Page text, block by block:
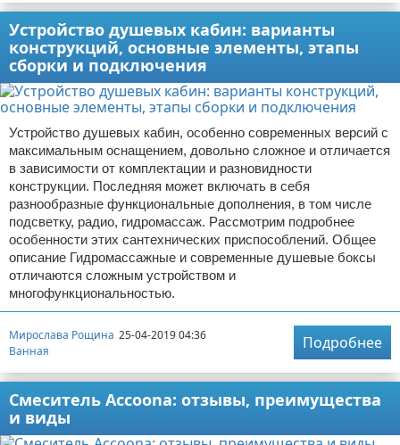
Устройство душевых кабин: варианты
конструкций, основные элементы, этапы
сборки и подключения
Устройство душевых кабин, особенно современных версий с
максимальным оснащением, довольно сложное и отличается
в зависимости от комплектации и разновидности
конструкции. Последняя может включать в себя
разнообразные функциональные дополнения, в том числе
подсветку, радио, гидромассаж. Рассмотрим подробнее
особенности этих сантехнических приспособлений. Общее
описание Гидромассажные и современные душевые боксы
отличаются сложным устройством и
многофункциональностью.
Мирослава Рощина 25-04-2019 04:36
Ванная
Подробнее
Смеситель Accoona: отзывы, преимущества
и виды